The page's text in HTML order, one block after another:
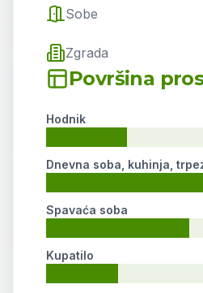
Sobe
Zgrada
Površina
Hodnik
Dnevna soba, kuhinja,
Spavaća soba
Kupatilo